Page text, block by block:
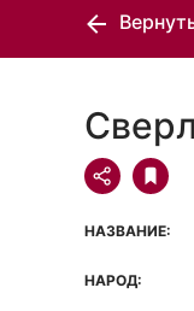
НАЗВАНИЕ:
НАРОД: